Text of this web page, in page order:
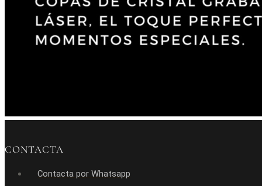
CONTACTA
Contacta por Whatsapp